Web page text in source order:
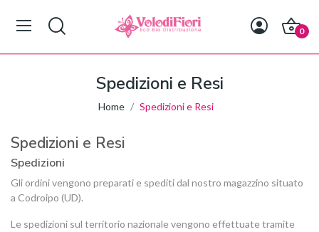
0
Spedizioni e Resi
Home Spedizioni e Resi
Spedizioni e Resi
Spedizioni
Gli ordini vengono preparati e spediti dal nostro magazzino situato
a Codroipo (UD).
Le spedizioni sul territorio nazionale vengono effettuate tramite